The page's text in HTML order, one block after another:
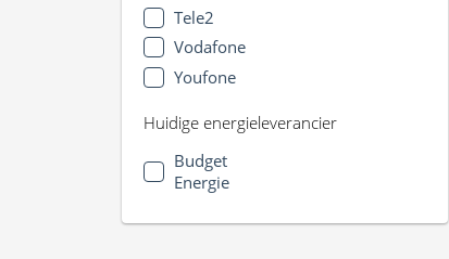
Tele2
Vodafone
Youfone
Huidige energieleverancier
Budget
Energie